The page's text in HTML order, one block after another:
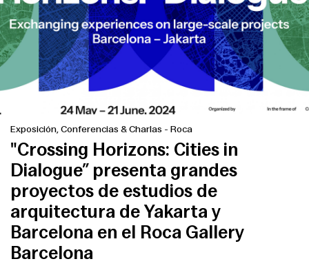
Exposición, Conferencias & Charlas - Roca
"Crossing Horizons: Cities in
Dialogue” presenta grandes
proyectos de estudios de
arquitectura de Yakarta y
Barcelona en el Roca Gallery
Barcelona